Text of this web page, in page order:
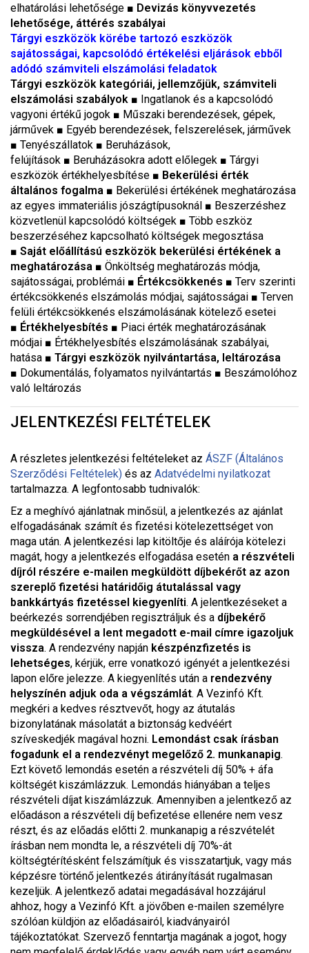
elhatárolási lehetősége ■ Devizás könyvvezetés
lehetősége, áttérés szabályai
Tárgyi eszközök körébe tartozó eszközök
sajátosságai, kapcsolódó értékelési eljárások ebből
adódó számviteli elszámolási feladatok
Tárgyi eszközök kategóriái, jellemzőjük, számviteli
elszámolási szabályok ■ Ingatlanok és a kapcsolódó
vagyoni értékű jogok ■ Műszaki berendezések, gépek,
járművek ■ Egyéb berendezések, felszerelések, járművek
■ Tenyészállatok ■ Beruházások,
felújítások ■ Beruházásokra adott előlegek ■ Tárgyi
eszközök értékhelyesbítése ■ Bekerülési érték
általános fogalma ■ Bekerülési értékének meghatározása
az egyes immateriális jószágtípusoknál ■ Beszerzéshez
közvetlenül kapcsolódó költségek ■ Több eszköz
beszerzéséhez kapcsolható költségek megosztása
■ Saját előállítású eszközök bekerülési értékének a
meghatározása ■ Önköltség meghatározás módja,
sajátosságai, problémái ■ Értékcsökkenés ■ Terv szerinti
értékcsökkenés elszámolás módjai, sajátosságai ■ Terven
felüli értékcsökkenés elszámolásának kötelező esetei
■ Értékhelyesbítés ■ Piaci érték meghatározásának
módjai ■ Értékhelyesbítés elszámolásának szabályai,
hatása ■ Tárgyi eszközök nyilvántartása, leltározása
■ Dokumentálás, folyamatos nyilvántartás ■ Beszámolóhoz
való leltározás
JELENTKEZÉSI FELTÉTELEK
A részletes jelentkezési feltételeket az ÁSZF (Általános
Szerződési Feltételek) és az Adatvédelmi nyilatkozat
tartalmazza. A legfontosabb tudnivalók:
Ez a meghívó ajánlatnak minősül, a jelentkezés az ajánlat
elfogadásának számít és fizetési kötelezettséget von
maga után. A jelentkezési lap kitöltője és aláírója kötelezi
magát, hogy a jelentkezés elfogadása esetén a részvételi
díjról részére e-mailen megküldött díjbekérőt az azon
szereplő fizetési határidőig átutalással vagy
bankkártyás fizetéssel kiegyenlíti. A jelentkezéseket a
beérkezés sorrendjében regisztráljuk és a díjbekérő
megküldésével a lent megadott e-mail címre igazoljuk
vissza. A rendezvény napján készpénzfizetés is
lehetséges, kérjük, erre vonatkozó igényét a jelentkezési
lapon előre jelezze. A kiegyenlítés után a rendezvény
helyszínén adjuk oda a végszámlát. A Vezinfó Kft.
megkéri a kedves résztvevőt, hogy az átutalás
bizonylatának másolatát a biztonság kedvéért
szíveskedjék magával hozni. Lemondást csak írásban
fogadunk el a rendezvényt megelőző 2. munkanapig.
Ezt követő lemondás esetén a részvételi díj 50% + áfa
költségét kiszámlázzuk. Lemondás hiányában a teljes
részvételi díjat kiszámlázzuk. Amennyiben a jelentkező az
előadáson a részvételi díj befizetése ellenére nem vesz
részt, és az előadás előtti 2. munkanapig a részvételét
írásban nem mondta le, a részvételi díj 70%-át
költségtérítésként felszámítjuk és visszatartjuk, vagy más
képzésre történő jelentkezés átirányítását rugalmasan
kezeljük. A jelentkező adatai megadásával hozzájárul
ahhoz, hogy a Vezinfó Kft. a jövőben e-mailen személyre
szólóan küldjön az előadásairól, kiadványairól
tájékoztatókat. Szervező fenntartja magának a jogot, hogy